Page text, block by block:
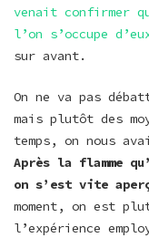
venait confirmer
l’on s’occupe
sur avant.
On ne va pas
mais plutôt des
temps, on nous
Après la flamme
on s’est vite
moment, on est
l’expérience